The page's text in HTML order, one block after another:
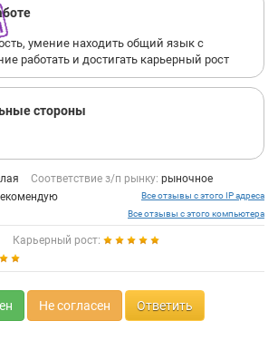
умение находить общий язык с
работать и достигать карьерный рост
стороны
Соответствие з/п рынку: рыночное
Все отзывы с этого IP адреса
Все отзывы с этого компьютера
Карьерный рост:
Не согласен Ответить